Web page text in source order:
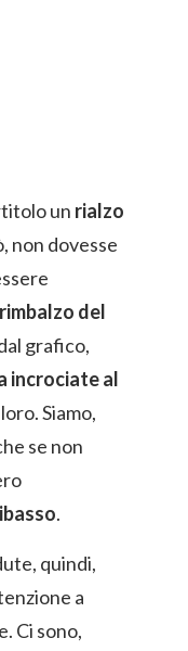
un rialzo
non dovesse
rimbalzo del
grafico,
incrociate al
Siamo,
se non
.
quindi,
a
Ci sono,